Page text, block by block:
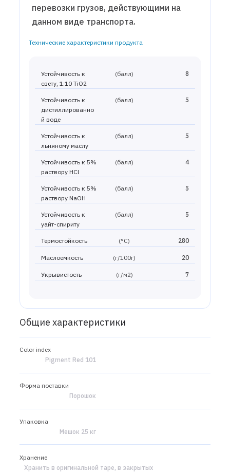
перевозки грузов, действующими на
данном виде транспорта.
Технические характеристики продукта
Устойчивость к
свету, 1:10 TiO2
(балл) 8
Устойчивость к
дистиллированно
й воде
(балл) 5
Устойчивость к
льняному маслу
(балл) 5
Устойчивость к 5%
раствору HCl
(балл) 4
Устойчивость к 5%
раствору NaOH
(балл) 5
Устойчивость к
уайт-спириту
(балл) 5
Термостойкость (°С) 280
Маслоемкость (г/100г) 20
Укрывистость (г/м2) 7
Общие характеристики
Color index
Pigment Red 101
Форма поставки
Порошок
Упаковка
Мешок 25 кг
Хранение
Хранить в оригинальной таре, в закрытых